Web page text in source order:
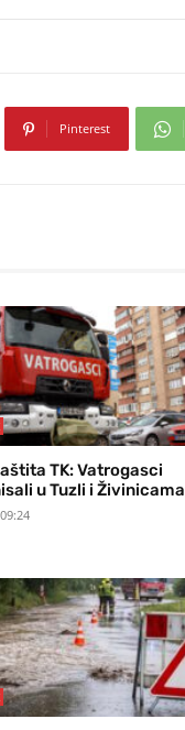
Pinterest
TK: Vatrogasci
u Tuzli i Živinicama